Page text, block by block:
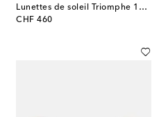
Lunettes de soleil Triomphe 15 œil-de-chat
CHF 460
original price